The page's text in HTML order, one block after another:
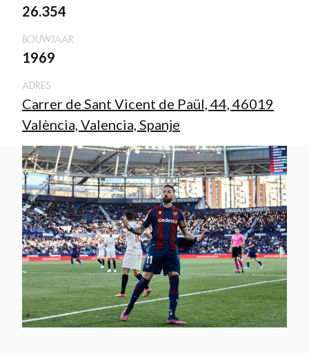
26.354
BOUWJAAR
1969
ADRES
Carrer de Sant Vicent de Paül, 44, 46019
València, Valencia, Spanje